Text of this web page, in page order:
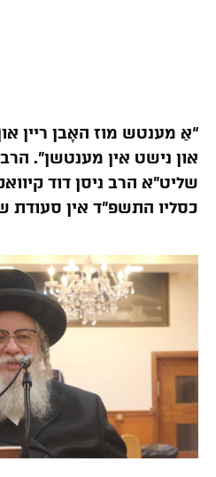
“אַ מענטש מוז האָבן ריין
און נישט אין מענטשן”. הרב
שליט”א הרב ניסן דוד
כסליו התשפ”ד אין סעודת